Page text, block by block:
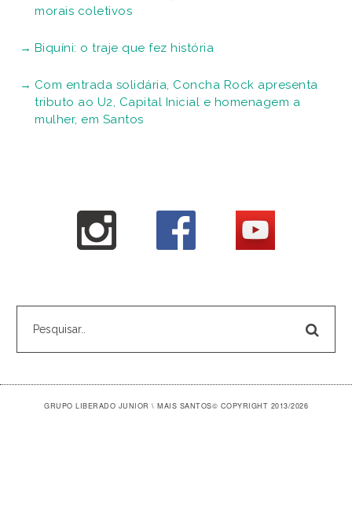
morais coletivos
Biquíni: o traje que fez história
Com entrada solidária, Concha Rock apresenta
tributo ao U2, Capital Inicial e homenagem a
mulher, em Santos
GRUPO LIBERADO JUNIOR \ MAIS SANTOS© COPYRIGHT 2013/2026